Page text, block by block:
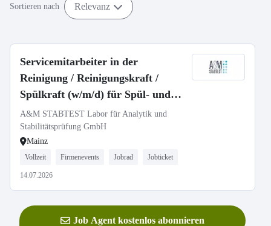
Sortieren nach Relevanz
Servicemitarbeiter in der
Reinigung / Reinigungskraft /
Spülkraft (w/m/d) für Spül- und
Reinigungsarbeiten im Labor
A&M STABTEST Labor für Analytik und
Stabilitätsprüfung GmbH
Mainz
Vollzeit Firmenevents Jobrad Jobticket
14.07.2026
Job Agent kostenlos abonnieren